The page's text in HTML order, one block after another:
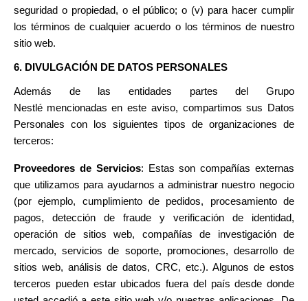
seguridad o propiedad, o el público; o (v) para hacer cumplir
los términos de cualquier acuerdo o los términos de nuestro
sitio web.
6. DIVULGACIÓN DE DATOS PERSONALES
Además de las entidades partes del Grupo
Nestlé mencionadas en este aviso, compartimos sus Datos
Personales con los siguientes tipos de organizaciones de
terceros:
Proveedores de Servicios: Estas son compañías externas
que utilizamos para ayudarnos a administrar nuestro negocio
(por ejemplo, cumplimiento de pedidos, procesamiento de
pagos, detección de fraude y verificación de identidad,
operación de sitios web, compañías de investigación de
mercado, servicios de soporte, promociones, desarrollo de
sitios web, análisis de datos, CRC, etc.). Algunos de estos
terceros pueden estar ubicados fuera del país desde donde